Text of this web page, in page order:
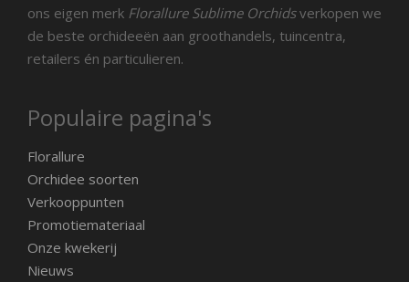
ons eigen merk Florallure Sublime Orchidsverkopen we
de beste orchideeën aan groothandels, tuincentra,
retailers én particulieren.
Populaire pagina's
Florallure
Orchidee soorten
Verkooppunten
Promotiemateriaal
Onze kwekerij
Nieuws